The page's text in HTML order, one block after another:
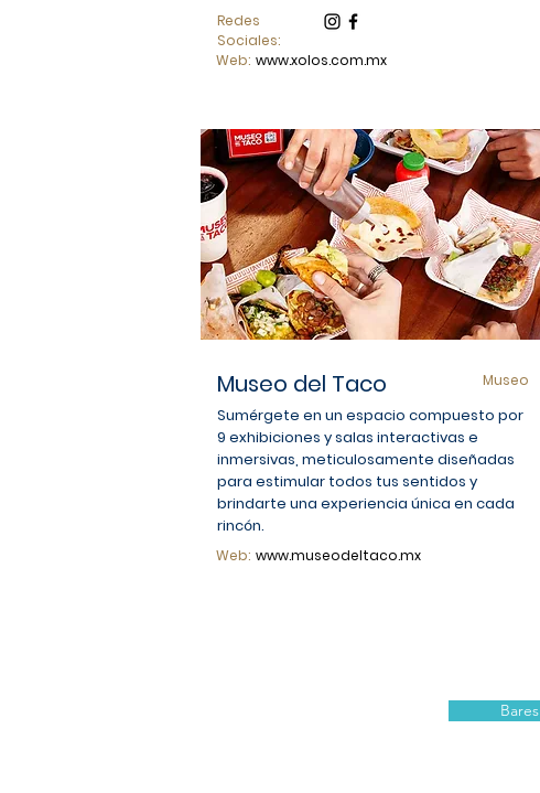
Redes
Sociales:
Web: www.xolos.com.mx
Museo del Taco Museo
Sumérgete en un espacio compuesto por
9 exhibiciones y salas interactivas e
inmersivas, meticulosamente diseñadas
para estimular todos tus sentidos y
brindarte una experiencia única en cada
rincón.
www.museodeltaco.mx
Web:
Bares